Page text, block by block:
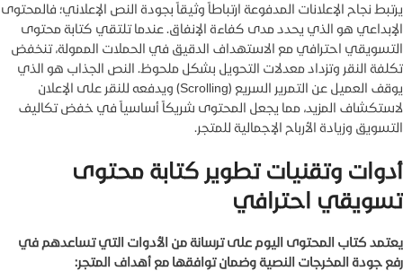
يرتبط نجاح الإعلانات المدفوعة ارتباطاً وثيقاً بجودة النص الإعلاني؛ فالمحتوى
الإبداعي هو الذي يحدد مدى كفاءة الإنفاق. عندما تلتقي كتابة محتوى
التسويقي احترافي مع الاستهداف الدقيق في الحملات الممولة، تنخفض
تكلفة النقر وتزداد معدلات التحويل بشكل ملحوظ. النص الجذاب هو الذي
يوقف العميل عن التمرير السريع (Scrolling) ويدفعه للنقر على الإعلان
لاستكشاف المزيد، مما يجعل المحتوى شريكاً أساسياً في خفض تكاليف
التسويق وزيادة الأرباح الإجمالية للمتجر.
أدوات وتقنيات تطوير كتابة محتوى
تسويقي احترافي
يعتمد كتاب المحتوى اليوم على ترسانة من الأدوات التي تساعدهم في
رفع جودة المخرجات النصية وضمان توافقها مع أهداف المتجر: